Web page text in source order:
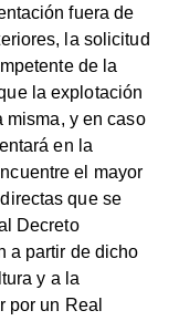
fuera de
la solicitud
de la
la explotación
misma, y en caso
en la
el mayor
que se
Decreto
a partir de dicho
y a la
por un Real